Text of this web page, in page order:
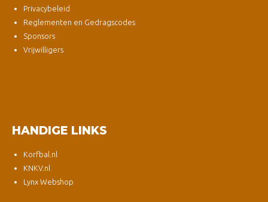
Privacybeleid
Reglementen en Gedragscodes
Sponsors
Vrijwilligers
HANDIGE LINKS
Korfbal.nl
KNKV.nl
Lynx Webshop